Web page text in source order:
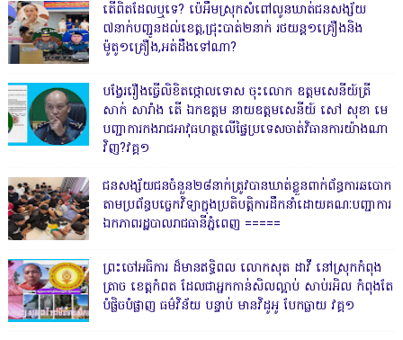
តើពិតដែលឬទេ? ប៉េអឹមស្រុកសំពៅលូនឃាត់ជនសង្ស័យ
៧នាក់បញ្ជូនដល់ខេត្ត,ជ្រុះបាត់២នាក់ រថយន្ត១គ្រឿងនិង
ម៉ូតូ១គ្រឿង,អត់ដឹងទៅណា?
បង្វែររឿងធ្វើលិខិតថ្កោលទោស ចុះលោក ឧត្តមសេនីយ៍ត្រី
សាក់ សារាំង តើ ឯកឧត្តម នាយឧត្តមសេនីយ៍ សៅ សុខា មេ
បញ្ជាការកងរាជអាវុធហត្ថលើផ្ទៃប្រទេសចាត់វិធានការយ៉ាងណា
វិញ?វគ្គ១
ជនសង្ស័យជនចំនួន២៨នាក់ត្រូវបានឃាត់ខ្លួនពាក់ព័ន្ធការឆបោក
តាមប្រព័ន្ធបច្ចេកវិទ្យាក្នុងប្រតិបត្តិការដឹកនាំដោយគណៈបញ្ជាការ
ឯកភាពរដ្ឋបាលរាជធានីភ្នំពេញ ‎=====
ព្រះចៅអធិការ ដ៏មានឥទ្ធិពល លោកសុត ដាវី នៅស្រុកកំពុង
ត្រាច ខេត្តកំពត ដែលជាអ្នកកាន់សិលល្អាប់ សាប់រអិល កំពុងតែ
បំផ្លិចបំផ្លាញ ធម៌វិន័យ បន្ទាប់ មានវិដូអូ បែកធ្លាយ វគ្គ១